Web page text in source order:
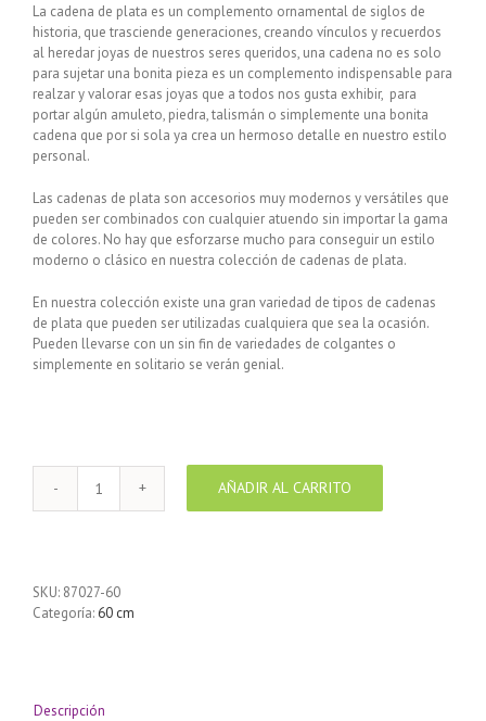
La cadena de plata es un complemento ornamental de siglos de
historia, que trasciende generaciones, creando vínculos y recuerdos
al heredar joyas de nuestros seres queridos, una cadena no es solo
para sujetar una bonita pieza es un complemento indispensable para
realzar y valorar esas joyas que a todos nos gusta exhibir, para
portar algún amuleto, piedra, talismán o simplemente una bonita
cadena que por si sola ya crea un hermoso detalle en nuestro estilo
personal.
Las cadenas de plata son accesorios muy modernos y versátiles que
pueden ser combinados con cualquier atuendo sin importar la gama
de colores. No hay que esforzarse mucho para conseguir un estilo
moderno o clásico en nuestra colección de cadenas de plata.
En nuestra colección existe una gran variedad de tipos de cadenas
de plata que pueden ser utilizadas cualquiera que sea la ocasión.
Pueden llevarse con un sin fin de variedades de colgantes o
simplemente en solitario se verán genial.
Cadena
de
larga
fina
AÑADIR AL CARRITO
SKU: 87027-60
Categoría: 60 cm
Descripción